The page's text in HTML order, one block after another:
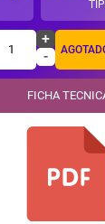
1
+
-
FICHA